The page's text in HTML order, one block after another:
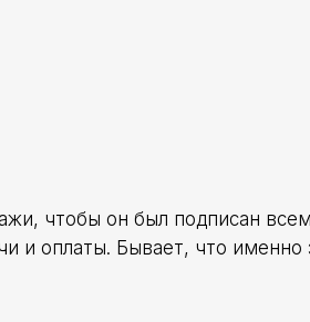
чтобы он был подписан
и оплаты. Бывает, что именно